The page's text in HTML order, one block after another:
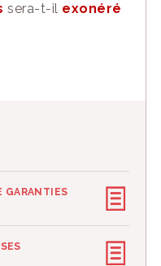
sera-t-il exonéré
GARANTIES